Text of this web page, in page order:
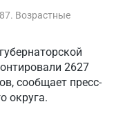
Возрастные
2627
сообщает пресс-
округа.